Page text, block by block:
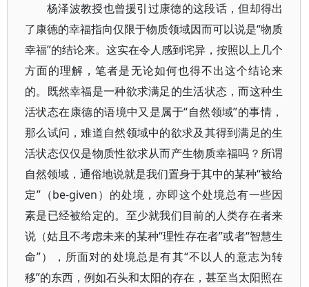
杨泽波教授也曾援引过康德的这段话，但却得出
了康德的幸福指向仅限于物质领域因而可以说是“物质
幸福”的结论来。这实在令人感到诧异，按照以上几个
方面的理解，笔者是无论如何也得不出这个结论来
的。既然幸福是一种欲求满足的生活状态，而这种生
活状态在康德的语境中又是属于“自然领域”的事情，
那么试问，难道自然领域中的欲求及其得到满足的生
活状态仅仅是物质性欲求从而产生物质幸福吗？所谓
自然领域，通俗地说就是我们置身于其中的某种“被给
定”（be-given）的处境，亦即这个处境总有一些因
素是已经被给定的。至少就我们目前的人类存在者来
说（姑且不考虑未来的某种“理性存在者”或者“智慧生
命”），所面对的处境总是有其“不以人的意志为转
移”的东西，例如石头和太阳的存在，甚至当太阳照在